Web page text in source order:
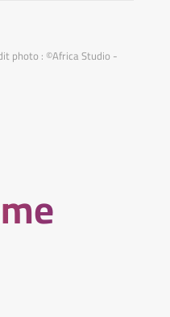
photo : ©Africa Studio -